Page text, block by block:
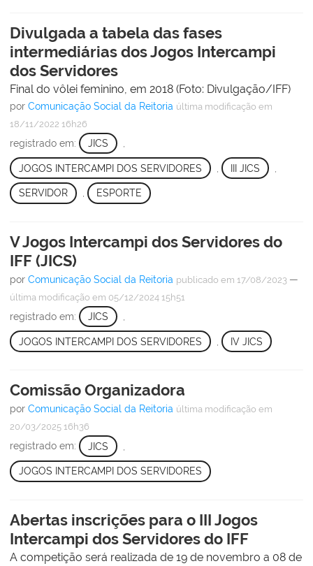
Divulgada a tabela das fases
intermediárias dos Jogos Intercampi
dos Servidores
Final do vôlei feminino, em 2018 (Foto: Divulgação/IFF)
por Comunicação Social da Reitoria última modificação em
18/11/2022 16h26
registrado em: JICS
JOGOS INTERCAMPI DOS SERVIDORES III JICS
SERVIDOR , ESPORTE
V Jogos Intercampi dos Servidores do
IFF (JICS)
por Comunicação Social da Reitoria publicado em 17/08/2023 —
última modificação em 05/12/2024 15h51
registrado em: JICS
JOGOS INTERCAMPI DOS SERVIDORES IV JICS
Comissão Organizadora
por Comunicação Social da Reitoria última modificação em
20/03/2025 16h36
registrado em: JICS
JOGOS INTERCAMPI DOS SERVIDORES
Abertas inscrições para o III Jogos
Intercampi dos Servidores do IFF
A competição será realizada de 19 de novembro a 08 de